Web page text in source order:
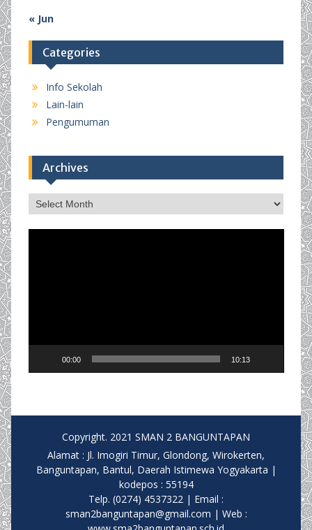
« Jun
Categories
Info Sekolah
Lain-lain
Pengumuman
Archives
Archives
00:00 10:13
Copyright. 2021 SMAN 2 BANGUNTAPAN
Alamat : Jl. Imogiri Timur, Glondong, Wirokerten,
Banguntapan, Bantul, Daerah Istimewa Yogyakarta |
kodepos : 55194
Telp. (0274) 4537322 | Email :
sman2banguntapan@gmail.com | Web :